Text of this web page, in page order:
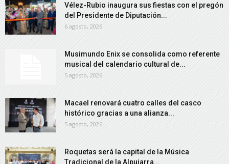
Vélez-Rubio inaugura sus fiestas con el pregón
del Presidente de Diputación...
6 agosto, 2026
Musimundo Enix se consolida como referente
musical del calendario cultural de...
5 agosto, 2026
Macael renovará cuatro calles del casco
histórico gracias a una alianza...
5 agosto, 2026
Roquetas será la capital de la Música
Tradicional de la Alpujarra...